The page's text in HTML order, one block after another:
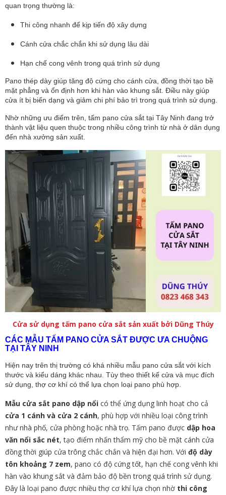
quan trọng thường là:
Thi công nhanh để kịp tiến độ xây dựng
Cánh cửa chắc chắn khi sử dụng lâu dài
Hạn chế cong vênh trong quá trình sử dụng
Pano thép dày giúp tăng độ cứng cho cánh cửa, đồng thời tạo bề
mặt phẳng và ổn định hơn khi hàn vào khung sắt. Điều này giúp
cửa ít bị biến dạng và giảm chi phí bảo trì trong quá trình sử dụng.
Nhờ những ưu điểm trên, tấm pano cửa sắt tại Tây Ninh đang trở
thành vật liệu quen thuộc trong nhiều công trình từ nhà ở dân dụng
đến nhà xưởng sản xuất.
Cửa sử dụng tấm pano cửa sắt sản xuất bởi Dũng Thúy
CÁC MẪU TẤM PANO CỬA SẮT ĐƯỢC ƯA CHUỘNG
TẠI TÂY NINH
Hiện nay trên thị trường có khá nhiều mẫu pano cửa sắt với kích
thước và kiểu dáng khác nhau. Tùy theo thiết kế cửa và mục đích
sử dụng, thợ cơ khí có thể lựa chọn loại pano phù hợp.
Mẫu cửa sắt pano dập nổi có thể ứng dụng linh hoạt cho cả
cửa 1 cánh và cửa 2 cánh, phù hợp với nhiều loại công trình
như nhà phố, cửa phòng hoặc nhà trọ. Tấm pano được dập hoa
văn nổi sắc nét, tạo điểm nhấn thẩm mỹ cho bề mặt cánh cửa
đồng thời giúp cửa trông chắc chắn và hiện đại hơn. Với độ dày
tôn khoảng 7 zem, pano có độ cứng tốt, hạn chế cong vênh khi
hàn vào khung sắt và đảm bảo độ bền trong quá trình sử dụng.
Đây là loại pano được nhiều thợ cơ khí lựa chọn nhờ thi công